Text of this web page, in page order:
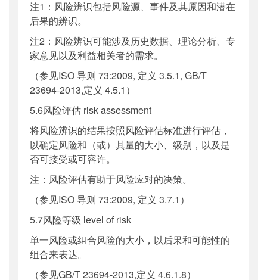
注1：风险辨识包括风险源、事件及其原因和潜在
后果的辨识。
注2：风险辨识可能涉及历史数据、理论分析、专
家意见以及利益相关者的需求。
（参见ISO 导则 73:2009, 定义 3.5.1, GB/T
23694-2013,定义 4.5.1）
5.6风险评估 risk assessment
将风险辨识的结果按照风险评估标准进行评估，
以确定风险和（或）其量的大小、级别，以及是
否可接受或可容许。
注：风险评估有助于风险应对的决策。
（参见ISO 导则 73:2009, 定义 3.7.1）
5.7风险等级 level of risk
单一风险或组合风险的大小，以后果和可能性的
组合来表达。
（参见GB/T 23694-2013,定义 4.6.1.8）